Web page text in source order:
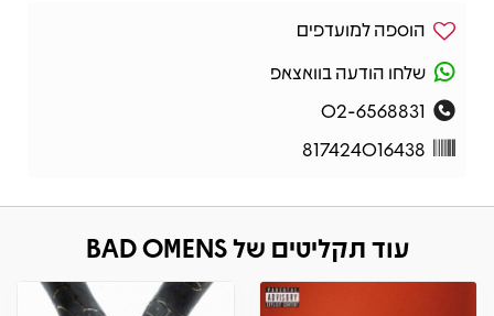
הוספה למועדפים
שלחו הודעה בוואצאפ
02-6568831
817424016438
עוד תקליטים של BAD OMENS